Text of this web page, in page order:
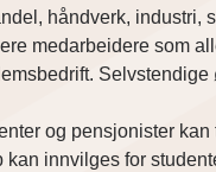
håndverk,
medarbeidere som
og pensjonister
kan innvilges for